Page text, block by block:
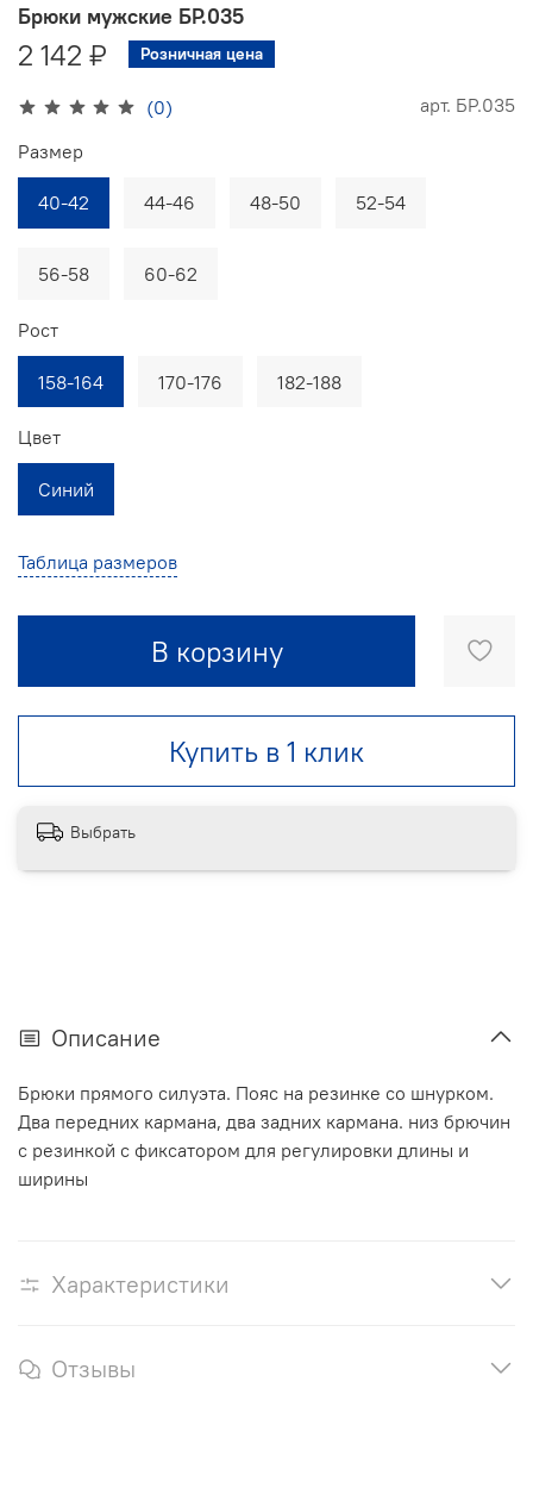
(0) арт. БР.035
Брюки мужские БР.035
2 142 ₽ Розничная цена
Таблица размеров
В корзину
Купить в 1 клик
Размер
40-42 44-46 48-50 52-54
56-58 60-62
Рост
158-164 170-176 182-188
Цвет
Синий
Выбрать
Описание
Брюки прямого силуэта. Пояс на резинке со шнурком.
Два передних кармана, два задних кармана. низ брючин
с резинкой с фиксатором для регулировки длины и
ширины
Характеристики
Отзывы